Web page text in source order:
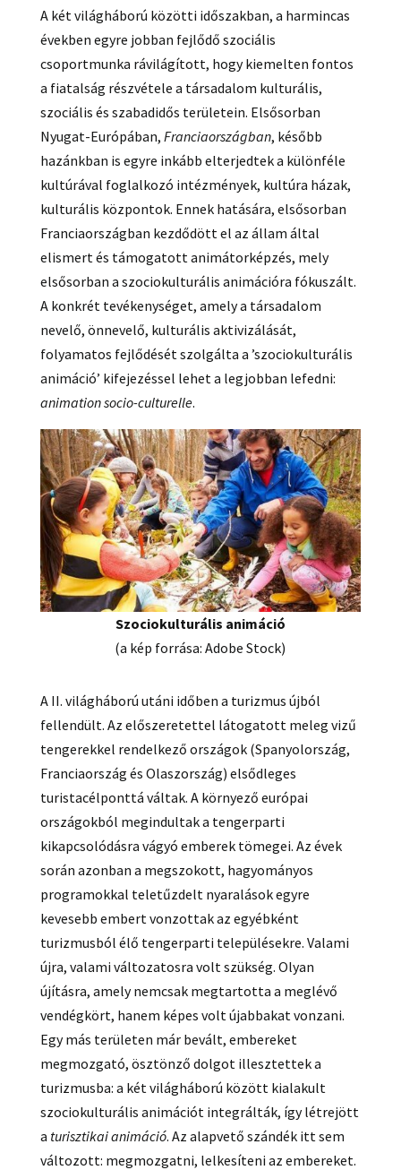
A két világháború közötti időszakban, a harmincas
években egyre jobban fejlődő szociális
csoportmunka rávilágított, hogy kiemelten fontos
a fiatalság részvétele a társadalom kulturális,
szociális és szabadidős területein. Elsősorban
Nyugat-Európában, Franciaországban, később
hazánkban is egyre inkább elterjedtek a különféle
kultúrával foglalkozó intézmények, kultúra házak,
kulturális központok. Ennek hatására, elsősorban
Franciaországban kezdődött el az állam által
elismert és támogatott animátorképzés, mely
elsősorban a szociokulturális animációra fókuszált.
A konkrét tevékenységet, amely a társadalom
nevelő, önnevelő, kulturális aktivizálását,
folyamatos fejlődését szolgálta a ’szociokulturális
animáció’ kifejezéssel lehet a legjobban lefedni:
animation socio-culturelle.
Szociokulturális animáció
(a kép forrása: Adobe Stock)
A II. világháború utáni időben a turizmus újból
fellendült. Az előszeretettel látogatott meleg vizű
tengerekkel rendelkező országok (Spanyolország,
Franciaország és Olaszország) elsődleges
turistacélponttá váltak. A környező európai
országokból megindultak a tengerparti
kikapcsolódásra vágyó emberek tömegei. Az évek
során azonban a megszokott, hagyományos
programokkal teletűzdelt nyaralások egyre
kevesebb embert vonzottak az egyébként
turizmusból élő tengerparti településekre. Valami
újra, valami változatosra volt szükség. Olyan
újításra, amely nemcsak megtartotta a meglévő
vendégkört, hanem képes volt újabbakat vonzani.
Egy más területen már bevált, embereket
megmozgató, ösztönző dolgot illesztettek a
turizmusba: a két világháború között kialakult
szociokulturális animációt integrálták, így létrejött
a turisztikai animáció. Az alapvető szándék itt sem
változott: megmozgatni, lelkesíteni az embereket.